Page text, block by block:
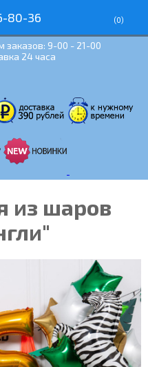
80-36 (0)
заказов: 9-00 - 21-00
24 часа
из шаров